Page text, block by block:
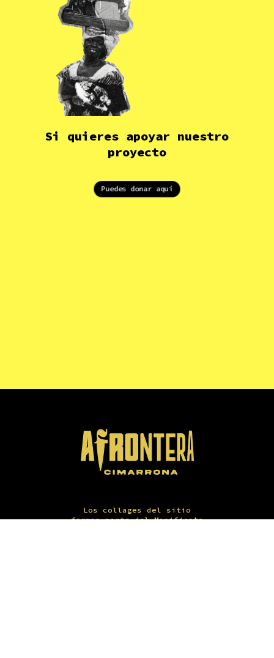
Si quieres apoyar nuestro
proyecto
Puedes donar aquí
Los collages del sitio
forman parte del Manifiesto